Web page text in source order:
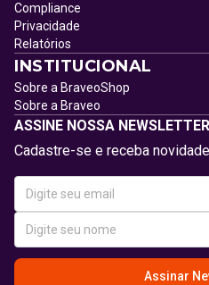
Compliance
Privacidade
Relatórios
INSTITUCIONAL
Sobre a BraveoShop
Sobre a Braveo
ASSINE NOSSA NEWSLETTER
Cadastre-se e receba
Assinar